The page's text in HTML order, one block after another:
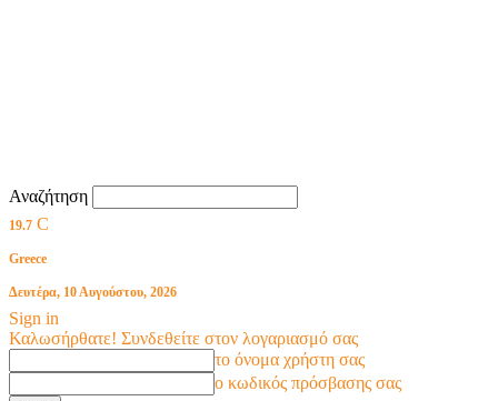
Αναζήτηση
19.7 C
Greece
Δευτέρα, 10 Αυγούστου, 2026
Sign in
Καλωσήρθατε! Συνδεθείτε στον λογαριασμό σας
το όνομα χρήστη σας
ο κωδικός πρόσβασης σας